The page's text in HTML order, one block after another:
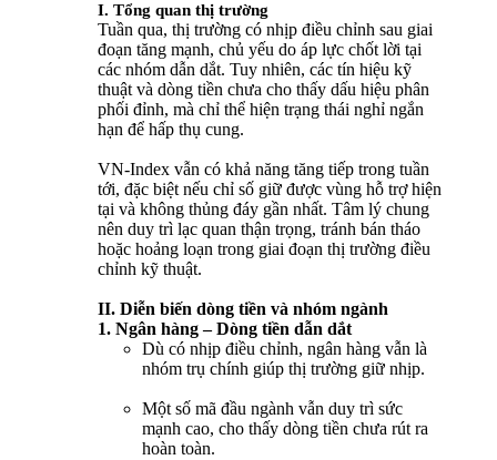
I. Tổng quan thị trường
Tuần qua, thị trường có nhịp điều chỉnh sau giai
đoạn tăng mạnh, chủ yếu do áp lực chốt lời tại
các nhóm dẫn dắt. Tuy nhiên, các tín hiệu kỹ
thuật và dòng tiền chưa cho thấy dấu hiệu phân
phối đỉnh, mà chỉ thể hiện trạng thái nghỉ ngắn
hạn để hấp thụ cung.
VN-Index vẫn có khả năng tăng tiếp trong tuần
tới, đặc biệt nếu chỉ số giữ được vùng hỗ trợ hiện
tại và không thủng đáy gần nhất. Tâm lý chung
nên duy trì lạc quan thận trọng, tránh bán tháo
hoặc hoảng loạn trong giai đoạn thị trường điều
chỉnh kỹ thuật.
II. Diễn biến dòng tiền và nhóm ngành
1. Ngân hàng – Dòng tiền dẫn dắt
Dù có nhịp điều chỉnh, ngân hàng vẫn là
nhóm trụ chính giúp thị trường giữ nhịp.
Một số mã đầu ngành vẫn duy trì sức
mạnh cao, cho thấy dòng tiền chưa rút ra
hoàn toàn.